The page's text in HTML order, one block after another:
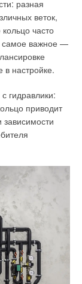
разная
веток,
часто
самое важное —
в настройке.
гидравлики:
приводит
за
влажность
светлого
дня в минутах
необходимо
так как
необходимо
что
образом
состоит из
нейронной